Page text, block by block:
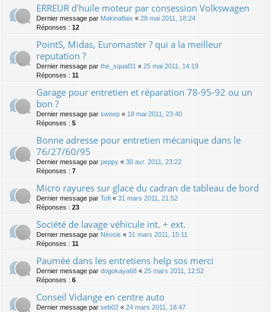
ERREUR d'huile moteur par consession Volkswagen
Dernier message par Makinaflaix « 28 mai 2011, 18:24
Réponses : 12
PointS, Midas, Euromaster ? qui a la meilleur
reputation ?
Dernier message par the_squal31 « 25 mai 2011, 14:19
Réponses : 11
Garage pour entretien et réparation 78-95-92 ou un
bon ?
Dernier message par sweep « 18 mai 2011, 23:40
Réponses : 5
Bonne adresse pour entretien mécanique dans le
76/27/60/95
Dernier message par peppy « 30 avr. 2011, 23:22
Réponses : 7
Micro rayures sur glace du cadran de tableau de bord
Dernier message par Tofi « 31 mars 2011, 21:52
Réponses : 23
Société de lavage véhicule int. + ext.
Dernier message par Néosis « 31 mars 2011, 15:11
Réponses : 11
Paumée dans les entretiens help sos merci
Dernier message par dogokaya68 « 25 mars 2011, 12:52
Réponses : 6
Conseil Vidange en centre auto
Dernier message par seb02 « 24 mars 2011, 18:47